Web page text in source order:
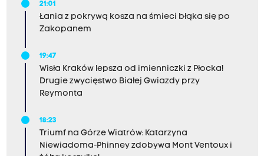
21:01
Łania z pokrywą kosza na śmieci błąka się po
Zakopanem
19:47
Wisła Kraków lepsza od imienniczki z Płocka!
Drugie zwycięstwo Białej Gwiazdy przy
Reymonta
18:23
Triumf na Górze Wiatrów: Katarzyna
Niewiadoma-Phinney zdobywa Mont Ventoux i